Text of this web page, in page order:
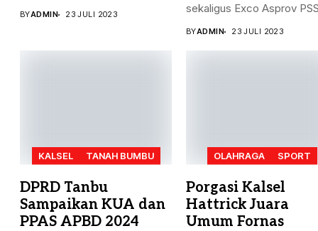
BYADMIN 23 JULI 2023
sekaligus Exco Asprov
BYADMIN 23 JULI 2023
KALSEL TANAH BUMBU
DPRD Tanbu
Sampaikan KUA dan
PPAS APBD 2024
OLAHRAGA SPORT
Porgasi Kalsel
Hattrick Juara
Umum Fornas